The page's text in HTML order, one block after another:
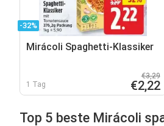
-32%
Mirácoli Spaghetti-Klassiker
1 Tag
€3,29
€2,22
Top 5 beste Mirácoli